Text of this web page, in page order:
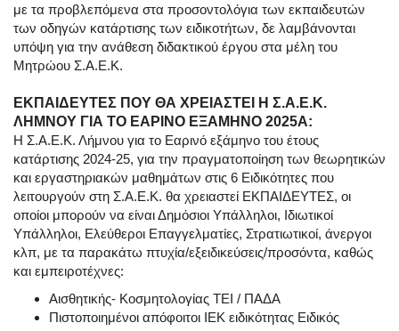
με τα προβλεπόμενα στα προσοντολόγια των εκπαιδευτών
των οδηγών κατάρτισης των ειδικοτήτων, δε λαμβάνονται
υπόψη για την ανάθεση διδακτικού έργου στα μέλη του
Μητρώου Σ.Α.Ε.Κ.
ΕΚΠΑΙΔΕΥΤΕΣ ΠΟΥ ΘΑ ΧΡΕΙΑΣΤΕΙ Η Σ.Α.Ε.Κ.
ΛΗΜΝΟΥ ΓΙΑ ΤΟ ΕΑΡΙΝΟ ΕΞΑΜΗΝΟ 2025Α:
Η Σ.Α.Ε.Κ. Λήμνου για το Εαρινό εξάμηνο του έτους
κατάρτισης 2024-25, για την πραγματοποίηση των θεωρητικών
και εργαστηριακών μαθημάτων στις 6 Ειδικότητες που
λειτουργούν στη Σ.Α.Ε.Κ. θα χρειαστεί ΕΚΠΑΙΔΕΥΤΕΣ, οι
οποίοι μπορούν να είναι Δημόσιοι Υπάλληλοι, Ιδιωτικοί
Υπάλληλοι, Ελεύθεροι Επαγγελματίες, Στρατιωτικοί, άνεργοι
κλπ, με τα παρακάτω πτυχία/εξειδικεύσεις/προσόντα, καθώς
και εμπειροτέχνες:
Αισθητικής- Κοσμητολογίας ΤΕΙ / ΠΑΔΑ
Πιστοποιημένοι απόφοιτοι ΙΕΚ ειδικότητας Ειδικός